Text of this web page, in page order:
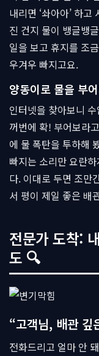
내리면 ‘솨아아’ 하
진 건지 물이 뱅글뱅
일을 보고 휴지를 조
우겨우 빠지고요.
양동이로 물을 부
인터넷을 찾아보니
꺼번에 확! 부어보라
에 물 폭탄을 투하해
빠지는 소리만 요란
다. 이대로 두면 조만
서 평이 제일 좋은 배
전문가 도착:
도 🔍
“고객님, 배관 깊
전화드리고 얼마 안